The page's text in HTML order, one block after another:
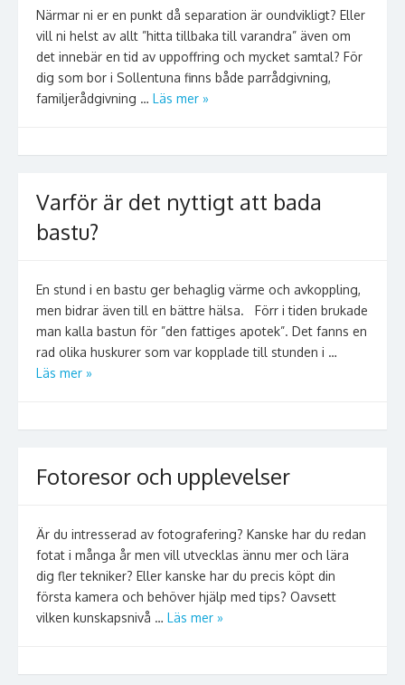
Närmar ni er en punkt då separation är oundvikligt? Eller
vill ni helst av allt ”hitta tillbaka till varandra” även om
det innebär en tid av uppoffring och mycket samtal? För
dig som bor i Sollentuna finns både parrådgivning,
familjerådgivning … Läs mer »
Varför är det nyttigt att bada
bastu?
En stund i en bastu ger behaglig värme och avkoppling,
men bidrar även till en bättre hälsa. Förr i tiden brukade
man kalla bastun för ”den fattiges apotek”. Det fanns en
rad olika huskurer som var kopplade till stunden i …
Läs mer »
Fotoresor och upplevelser
Är du intresserad av fotografering? Kanske har du redan
fotat i många år men vill utvecklas ännu mer och lära
dig fler tekniker? Eller kanske har du precis köpt din
första kamera och behöver hjälp med tips? Oavsett
vilken kunskapsnivå … Läs mer »